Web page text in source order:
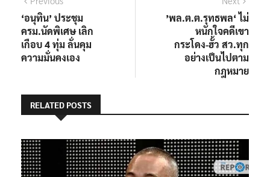
เรื่อง
post:
‘อนุทิน’ ประชุม
ครม.นัดพิเศษ เลิก
เกือบ 4 ทุ่ม ลั่นคุม
ความมั่นคงเอง
’พล.ต.ต.รุทธพล‘ ไม่
หนักใจคดีเขา
กระโดง-ฮั้ว สว.ทุก
อย่างเป็นไปตาม
กฎหมาย
RELATED POSTS